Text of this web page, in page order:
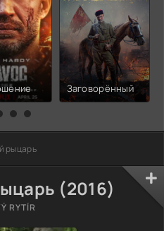
Заговорённый
рыцарь
(2016)
RYTÍR